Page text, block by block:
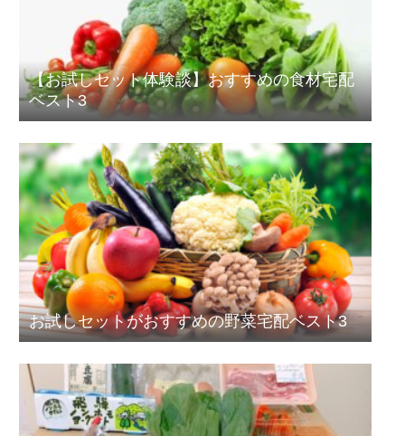
【お試しセット体験談】おすすめの食材宅配
ベスト3
お試しセットがおすすめの野菜宅配ベスト3